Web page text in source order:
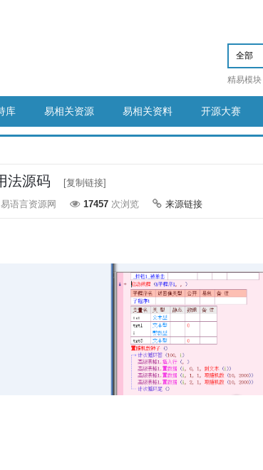
精易模块
库 易相关资源 易相关资料 开源大赛
法源码
[复制链接]
易语言资源网 17457 次浏览 来源链接